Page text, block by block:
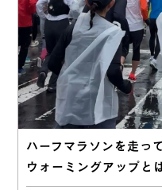
ハーフマラソンを走っ
ウォーミングアップと